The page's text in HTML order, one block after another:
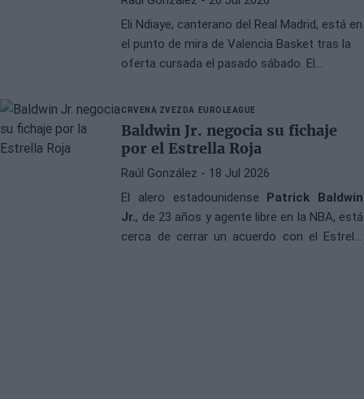
Eli Ndiaye, canterano del Real Madrid, está en
el punto de mira de Valencia Basket tras la
oferta cursada el pasado sábado. El
viernes 24 de julio para igualar la propuesta.
CRVENA ZVEZDA EUROLEAGUE
Baldwin Jr. negocia su fichaje
por el Estrella Roja
Raúl González - 18 Jul 2026
El alero estadounidense Patrick Baldwin
Jr., de 23 años y agente libre en la NBA, está
cerca de cerrar un acuerdo con el Estrella